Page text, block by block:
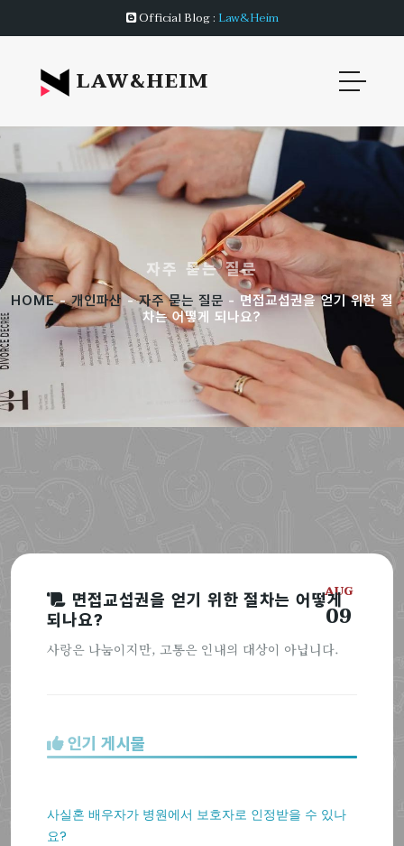
Official Blog : Law&Heim
LAW&HEIM
자주 묻는 질문
HOME-개인파산-자주 묻는 질문 - 면접교섭권을 얻기 위한 절
차는 어떻게 되나요?
AUG
09
면접교섭권을 얻기 위한 절차는 어떻게
되나요?
사랑은 나눔이지만, 고통은 인내의 대상이 아닙니다.
인기 게시물
사실혼 배우자가 병원에서 보호자로 인정받을 수 있나
요?